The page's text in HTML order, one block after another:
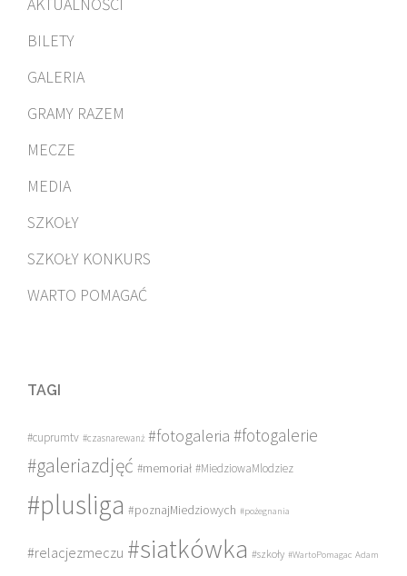
BILETY
GALERIA
GRAMY RAZEM
MECZE
MEDIA
SZKOŁY
SZKOŁY KONKURS
WARTO POMAGAĆ
TAGI
#cuprumtv #czasnarewanż #fotogaleria #fotogalerie
#galeriazdjęć #memoriał #MiedziowaMlodziez
#plusliga #poznajMiedziowych #pożegnania
#relacjezmeczu #siatkówka #szkoły #WartoPomagac Adam